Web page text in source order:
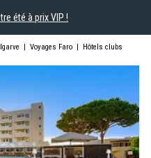
été à prix VIP !
| Voyages Faro | Hôtels clubs